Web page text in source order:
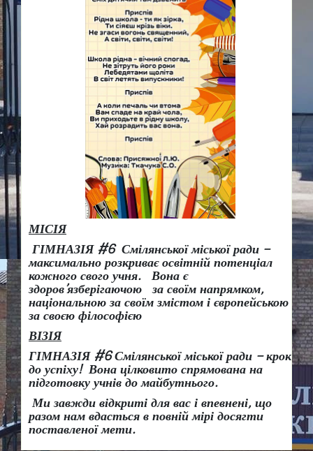
МІСІЯ
ГІМНАЗІЯ #6 Смілянської міської ради –
максимально розкриває освітній потенціал
кожного свого учня.
Вона є
здоров’язберігаючою за своїм напрямком,
національною за своїм змістом і європейською
за своєю філософією
ВІЗІЯ
ГІМНАЗІЯ #6 Смілянської міської ради – крок
до успіху! Вона цілковито спрямована на
підготовку учнів до майбутнього.
Ми завжди відкриті для вас і впевнені, що
разом нам вдасться в повній мірі досягти
поставленої мети.